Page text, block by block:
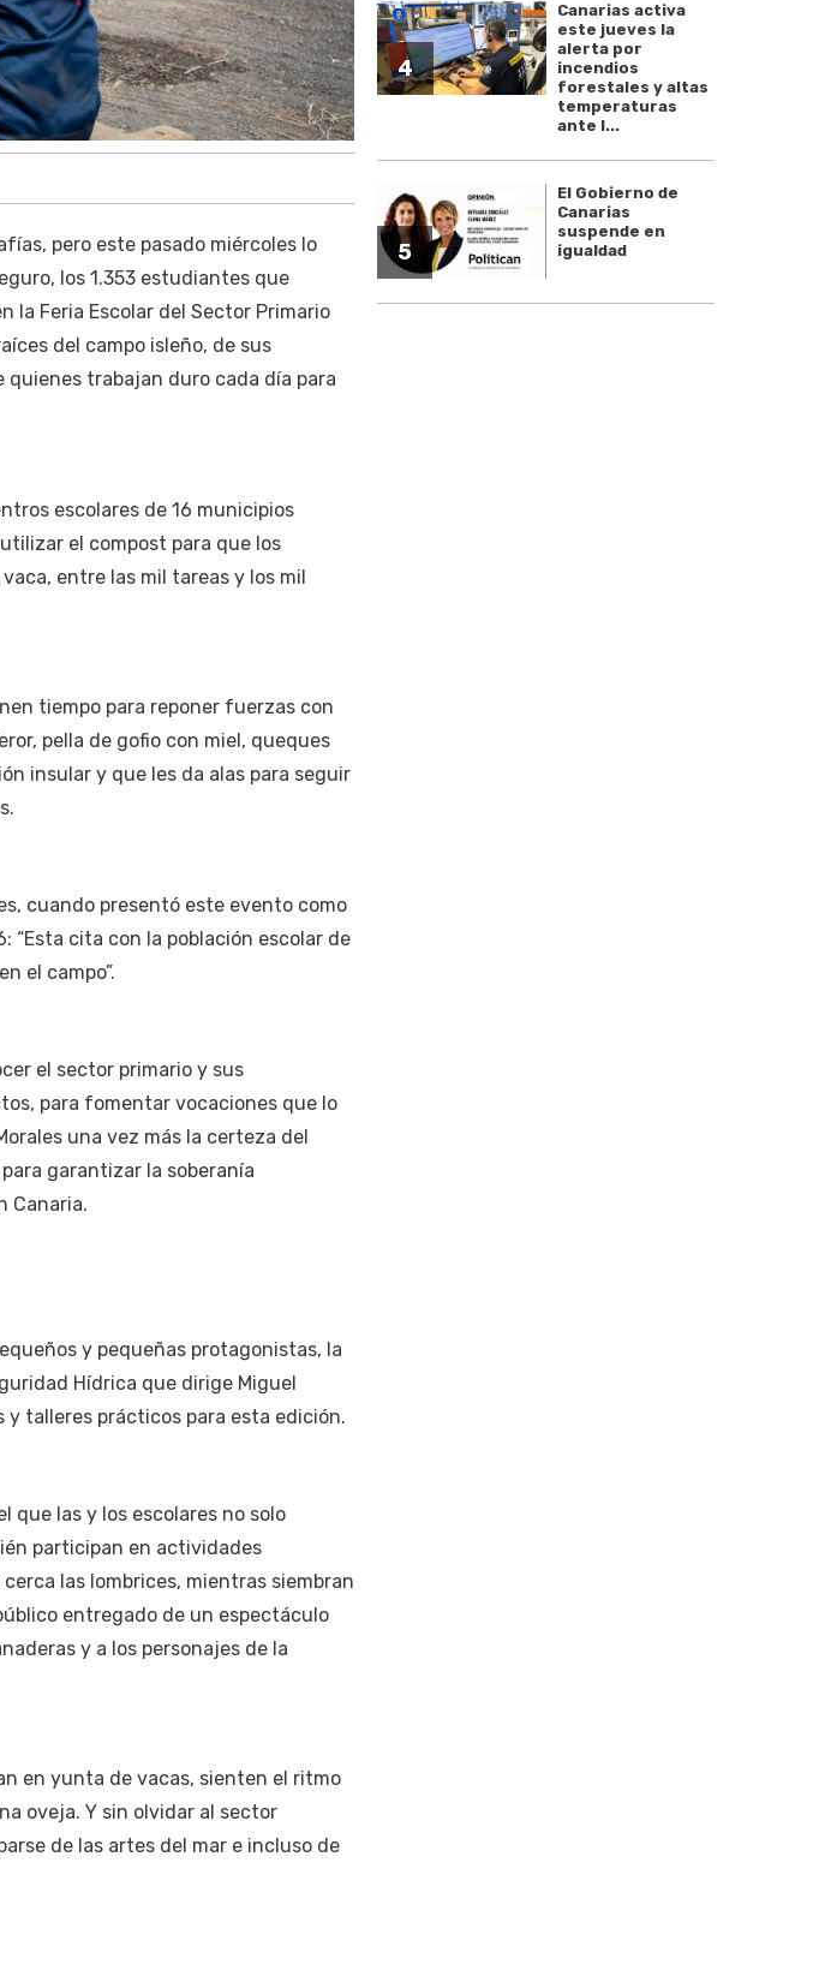
pero este pasado miércoles lo
los 1.353 estudiantes que
la Feria Escolar del Sector Primario
del campo isleño, de sus
trabajan duro cada día para
escolares de 16 municipios
el compost para que los
entre las mil tareas y los mil
tiempo para reponer fuerzas con
pella de gofio con miel, queques
insular y que les da alas para seguir
cuando presentó este evento como
“Esta cita con la población escolar de
el campo”.
el sector primario y sus
para fomentar vocaciones que lo
una vez más la certeza del
garantizar la soberanía
Canaria.
y pequeñas protagonistas, la
Hídrica que dirige Miguel
y talleres prácticos para esta edición.
las y los escolares no solo
participan en actividades
las lombrices, mientras siembran
entregado de un espectáculo
y a los personajes de la
en yunta de vacas, sienten el ritmo
oveja. Y sin olvidar al sector
de las artes del mar e incluso de
4
Canarias activa
este jueves la
alerta por
incendios
forestales y altas
temperaturas
ante l...
5
El Gobierno de
Canarias
suspende en
igualdad